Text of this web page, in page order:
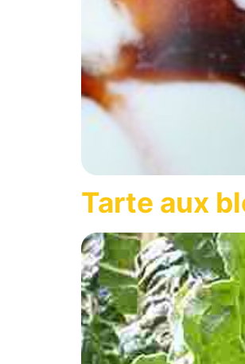
Tarte aux